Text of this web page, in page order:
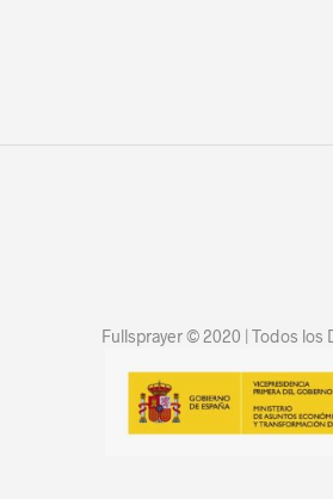
Fullsprayer © 2020 | Todos los